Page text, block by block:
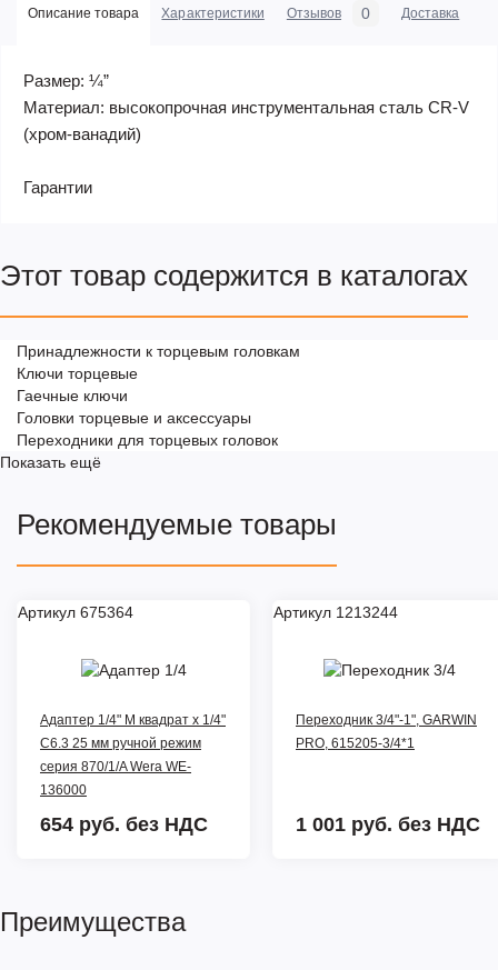
Описание товара Характеристики Отзывов 0 Доставка
Размер: ¼”
Материал: высокопрочная инструментальная сталь CR-V
(хром-ванадий)
Гарантии
Этот товар содержится в каталогах
Принадлежности к торцевым головкам
Ключи торцевые
Гаечные ключи
Головки торцевые и аксессуары
Переходники для торцевых головок
Показать ещё
Рекомендуемые товары
Артикул 675364
Адаптер 1/4" M квадрат x 1/4"
C6.3 25 мм ручной режим
серия 870/1/A Wera WE-
136000
654 руб. без НДС
Артикул 1213244
Переходник 3/4"-1", GARWIN
PRO, 615205-3/4*1
1 001 руб. без НДС
Преимущества